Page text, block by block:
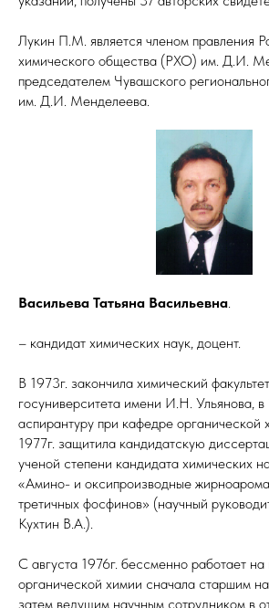
Лукин П.М. является членом правления
химического общества (РХО) им. Д.И.
председателем Чувашского
им. Д.И. Менделеева.
Васильева Татьяна Васильевна
– кандидат химических наук, доцент.
В 1973г. закончила химический
госуниверситета имени И.Н. Ульянова,
аспирантуру при кафедре органической
1977г. защитила кандидатскую
ученой степени кандидата химических
«Амино- и оксипроизводные
третичных фосфинов» (научный
Кухтин В.А.).
С августа 1976г. бессменно работает
органической химии сначала старшим
затем ведущим научным сотрудником в